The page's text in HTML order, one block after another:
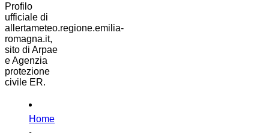
Profilo
ufficiale di
allertameteo.regione.emilia-
romagna.it,
sito di Arpae
e Agenzia
protezione
civile ER.
Home